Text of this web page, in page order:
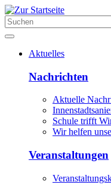
Aktuelles
Nachrichten
Aktuelle
Schule trifft
Wir helfen
Veranstaltungen